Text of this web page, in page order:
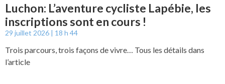
Luchon: L’aventure cycliste Lapébie, les
inscriptions sont en cours !
29 juillet 2026 18 h 44
Trois parcours, trois façons de vivre… Tous les détails dans
l’article